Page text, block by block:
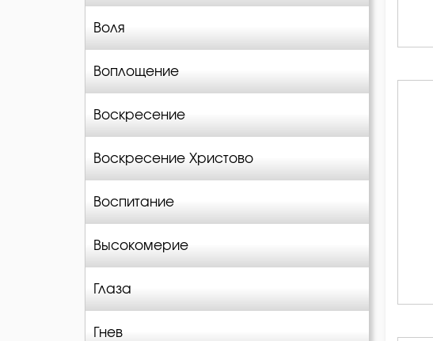
Воля
Воплощение
Воскресение
Воскресение Христово
Воспитание
Высокомерие
Глаза
Гнев